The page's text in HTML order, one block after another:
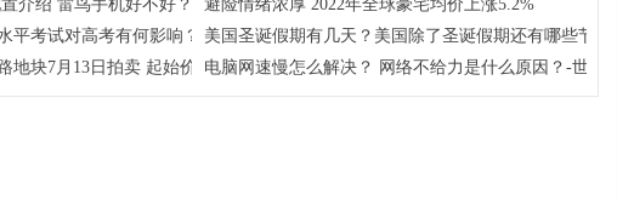
介绍 雷鸟手机好不好？
避险情绪浓厚 2022年全球豪宅均价上涨5.2%
平考试对高考有何影响？学考对高考到底有没有影响？
美国圣诞假期有几天？美国除了圣诞假期还有哪些节假
地块7月13日拍卖 起始价约51亿元电脑网速慢怎么解决？ 网络不给力是什么原因？-世界